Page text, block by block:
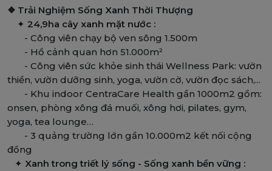
❖ Trải Nghiệm Sống Xanh Thời Thượng
✦ 24,9ha cây xanh mặt nước :
- Công viên chạy bộ ven sông 1.500m
- Hồ cảnh quan hơn 51.000m²
- Công viên sức khỏe sinh thái Wellness Park: vườn
thiền, vườn dưỡng sinh, yoga, vườn cờ, vườn đọc sách,...
- Khu indoor CentraCare Health gần 1000m2 gồm:
onsen, phòng xông đá muối, xông hơi, pilates, gym,
yoga, tea lounge…
- 3 quảng trường lớn gần 10.000m2 kết nối cộng
đồng
✦ Xanh trong triết lý sống - Sống xanh bền vững :